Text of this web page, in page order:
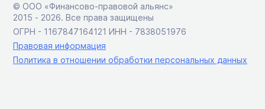
© ООО «Финансово-правовой альянс»
2015 ‑ 2026. Все права защищены
ОГРН - 1167847164121 ИНН - 7838051976
Правовая информация
Политика в отношении обработки персональных данных